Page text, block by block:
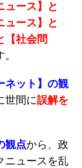
ース】と
ース】と
【社会問
ネット】の観
世間に誤解を
観点から、政
ニュースを乱